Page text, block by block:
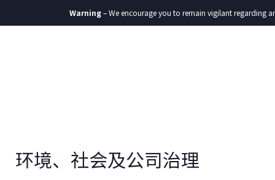
Warning– We encourage you to remain vigilant regarding any
环境、社会及公司治理